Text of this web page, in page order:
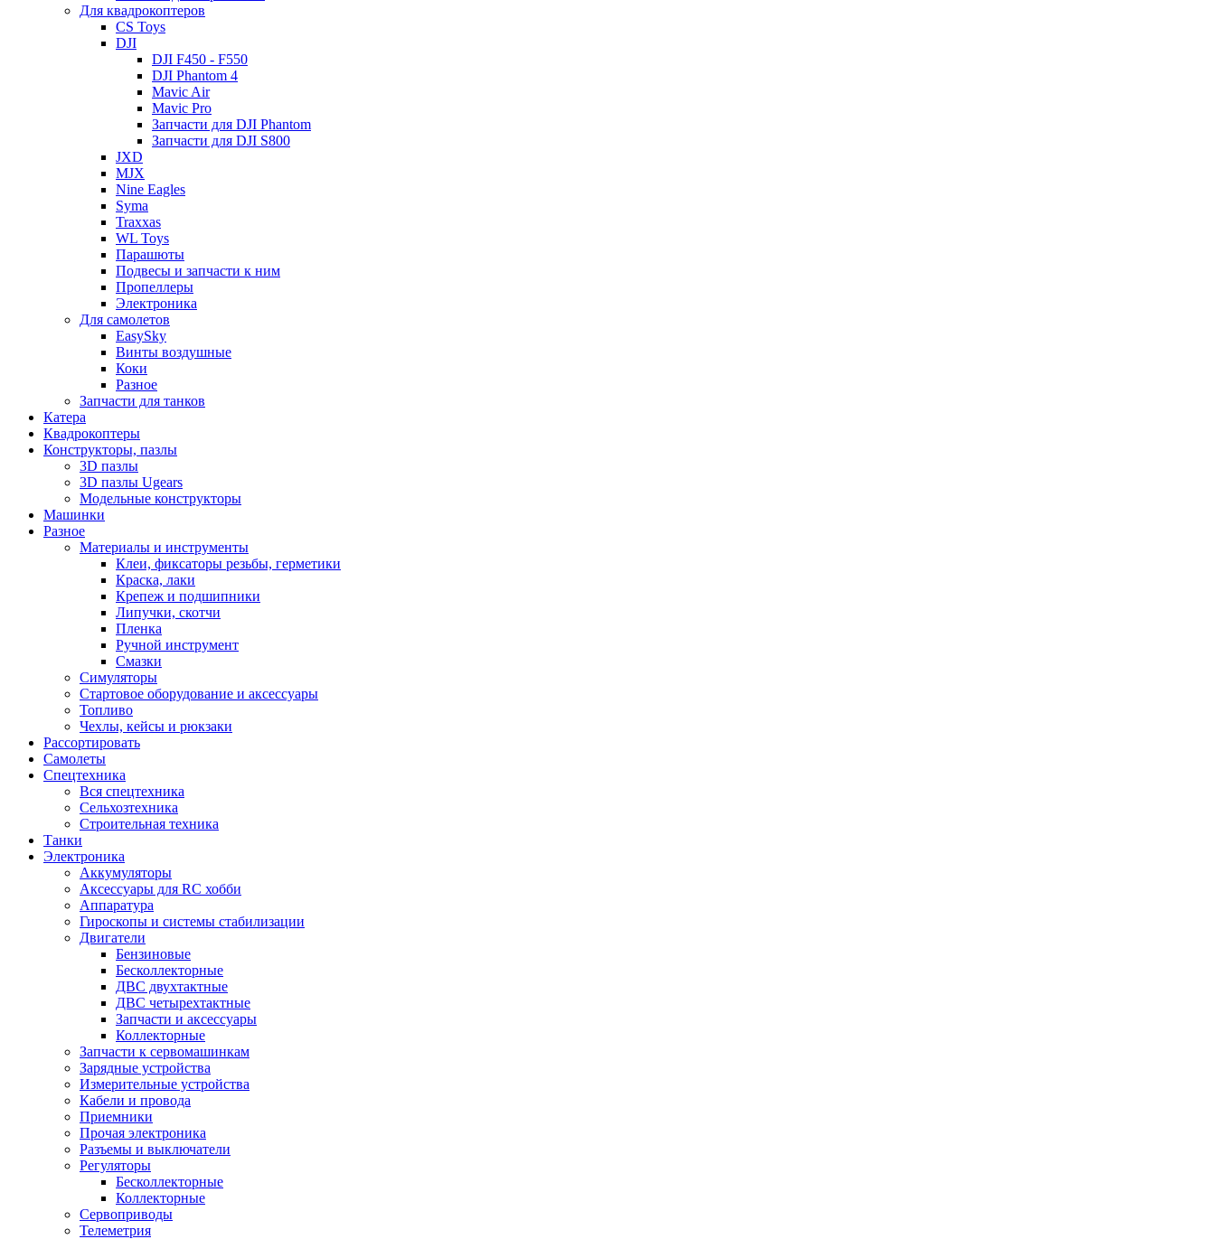
Для квадрокоптеров
CS Toys
DJI
DJI F450 - F550
DJI Phantom 4
Mavic Air
Mavic Pro
Запчасти для DJI Phantom
Запчасти для DJI S800
JXD
MJX
Nine Eagles
Syma
Traxxas
WL Toys
Парашюты
Подвесы и запчасти к ним
Пропеллеры
Электроника
Для самолетов
EasySky
Винты воздушные
Коки
Разное
Запчасти для танков
Катера
Квадрокоптеры
Конструкторы, пазлы
3D пазлы
3D пазлы Ugears
Модельные конструкторы
Машинки
Разное
Материалы и инструменты
Клеи, фиксаторы резьбы, герметики
Краска, лаки
Крепеж и подшипники
Липучки, скотчи
Пленка
Ручной инструмент
Смазки
Симуляторы
Стартовое оборудование и аксессуары
Топливо
Чехлы, кейсы и рюкзаки
Рассортировать
Самолеты
Спецтехника
Вся спецтехника
Сельхозтехника
Строительная техника
Танки
Электроника
Аккумуляторы
Аксессуары для RC хобби
Аппаратура
Гироскопы и системы стабилизации
Двигатели
Бензиновые
Бесколлекторные
ДВС двухтактные
ДВС четырехтактные
Запчасти и аксессуары
Коллекторные
Запчасти к сервомашинкам
Зарядные устройства
Измерительные устройства
Кабели и провода
Приемники
Прочая электроника
Разъемы и выключатели
Регуляторы
Бесколлекторные
Коллекторные
Сервоприводы
Телеметрия